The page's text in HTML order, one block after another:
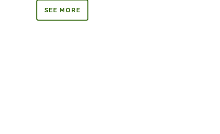
SEE MORE